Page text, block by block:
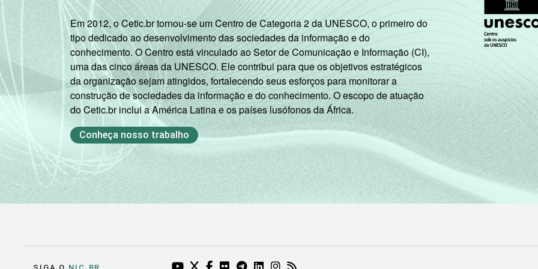
Em 2012, o Cetic.br tornou-se um Centro de Categoria 2 da UNESCO, o primeiro do
tipo dedicado ao desenvolvimento das sociedades da informação e do
conhecimento. O Centro está vinculado ao Setor de Comunicação e Informação (CI),
uma das cinco áreas da UNESCO. Ele contribui para que os objetivos estratégicos
da organização sejam atingidos, fortalecendo seus esforços para monitorar a
construção de sociedades da informação e do conhecimento. O escopo de atuação
do Cetic.br inclui a América Latina e os países lusófonos da África.
Conheça nosso trabalho
YOUTUBE DO NIC.BR (ABRE EM NOVA ABA)
TWITTER DO NIC.BR (ABRE EM NOVA ABA)
FACEBOOK DO NIC.BR (ABRE EM NOVA ABA)
FLICKR DO NIC.BR (ABRE EM NOVA ABA)
TELEGRAM DO NIC.BR (ABRE EM NOVA ABA)
LINKEDIN DO NIC.BR (ABRE EM NOVA ABA)
INSTAGRAM DO NIC.BR (ABRE EM NOVA ABA)
RSS DO NIC.BR (ABRE EM NOVA ABA)